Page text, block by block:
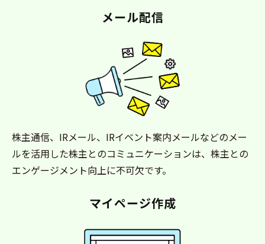
メール配信
株主通信、IRメール、IRイベント案内メールなどのメー
ルを活用した株主とのコミュニケーションは、株主との
エンゲージメント向上に不可欠です。
マイページ作成